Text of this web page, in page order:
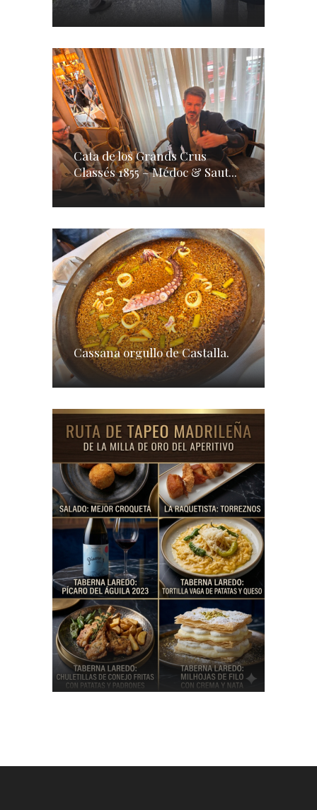
Cata de los Grands Crus
Classés 1855 – Médoc & Saut...
Cassana orgullo de Castalla.